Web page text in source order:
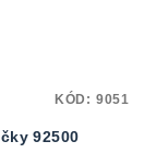
92500
KÓD: 9051